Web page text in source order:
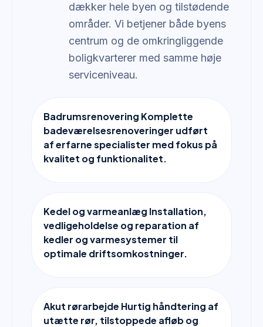
dækker hele byen og tilstødende
områder. Vi betjener både byens
centrum og de omkringliggende
boligkvarterer med samme høje
serviceniveau.
Badrumsrenovering Komplette
badeværelsesrenoveringer udført
af erfarne specialister med fokus på
kvalitet og funktionalitet.
Kedel og varmeanlæg Installation,
vedligeholdelse og reparation af
kedler og varmesystemer til
optimale driftsomkostninger.
Akut rørarbejde Hurtig håndtering af
utætte rør, tilstoppede afløb og